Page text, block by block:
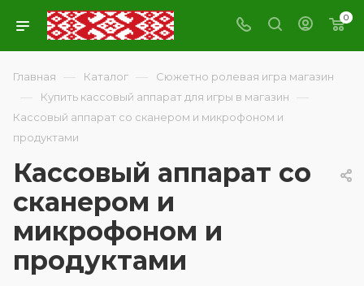
0
Главная — Каталог — Сюжетно ролевая игра магазин
— Купить кассовый аппарат для игры в магазин —
Кассовый аппарат со сканером и микрофоном и
продуктами
Кассовый аппарат со
сканером и
микрофоном и
продуктами